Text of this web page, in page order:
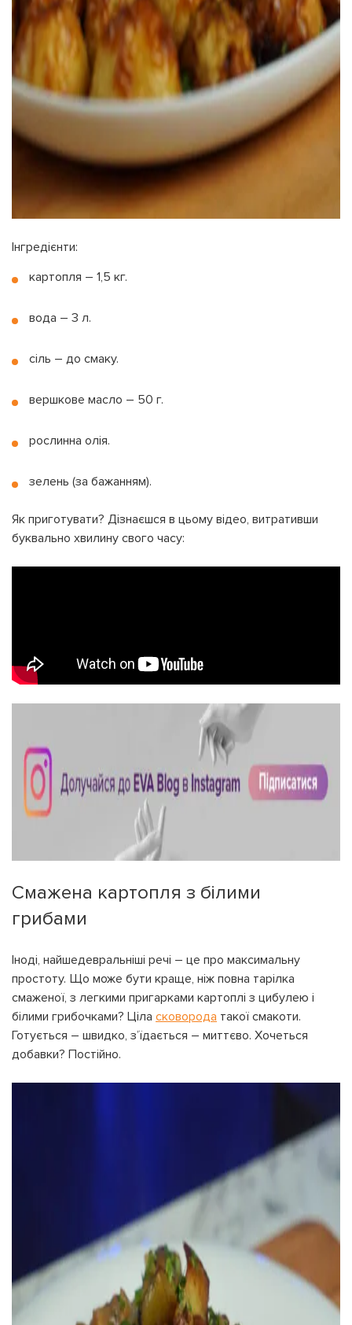
Інгредієнти:
картопля – 1,5 кг.
вода – 3 л.
сіль – до смаку.
вершкове масло – 50 г.
рослинна олія.
зелень (за бажанням).
Як приготувати? Дізнаєшся в цьому відео, витративши
буквально хвилину свого часу:
Смажена картопля з білими
грибами
Іноді, найшедевральніші речі – це про максимальну
простоту. Що може бути краще, ніж повна тарілка
смаженої, з легкими пригарками картоплі з цибулею і
білими грибочками? Ціла сковорода такої смакоти.
Готується – швидко, з’їдається – миттєво. Хочеться
добавки? Постійно.